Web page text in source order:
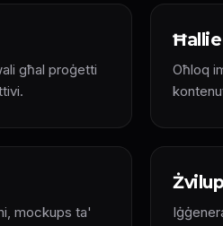
għal proġetti
Oħloq
mockups ta'